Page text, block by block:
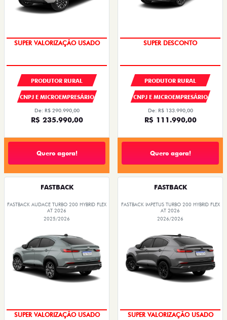
PRODUTOR RURAL
CNPJ E MICROEMPRESÁRIO
De: R$ 290.990,00
R$ 235.990,00
Quero agora!
SUPER DESCONTO
PRODUTOR RURAL
CNPJ E MICROEMPRESÁRIO
De: R$ 133.990,00
R$ 111.990,00
Quero agora!
FASTBACK
FASTBACK AUDACE TURBO 200 HYBRID FLEX
AT 2026
2025/2026
FASTBACK
FASTBACK IMPETUS TURBO 200 HYBRID FLEX
AT 2026
2026/2026